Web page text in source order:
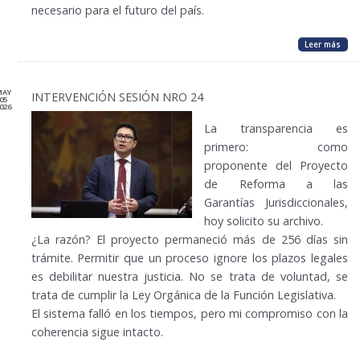
necesario para el futuro del país.
Leer más
05 INTERVENCIÓN SESIÓN NRO 24
La transparencia es
primero: como
proponente del Proyecto
de Reforma a las
Garantías Jurisdiccionales,
hoy solicito su archivo.
¿La razón? El proyecto permaneció más de 256 días sin
trámite. Permitir que un proceso ignore los plazos legales
es debilitar nuestra justicia. No se trata de voluntad, se
trata de cumplir la Ley Orgánica de la Función Legislativa.
El sistema falló en los tiempos, pero mi compromiso con la
coherencia sigue intacto.